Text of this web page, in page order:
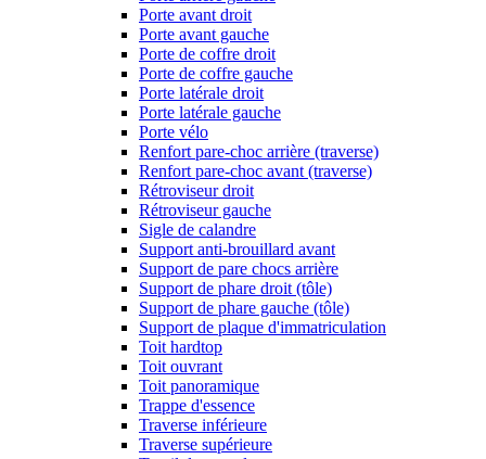
Porte avant droit
Porte avant gauche
Porte de coffre droit
Porte de coffre gauche
Porte latérale droit
Porte latérale gauche
Porte vélo
Renfort pare-choc arrière (traverse)
Renfort pare-choc avant (traverse)
Rétroviseur droit
Rétroviseur gauche
Sigle de calandre
Support anti-brouillard avant
Support de pare chocs arrière
Support de phare droit (tôle)
Support de phare gauche (tôle)
Support de plaque d'immatriculation
Toit hardtop
Toit ouvrant
Toit panoramique
Trappe d'essence
Traverse inférieure
Traverse supérieure